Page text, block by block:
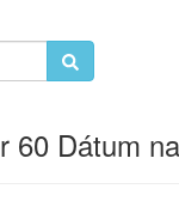
60 Dátum